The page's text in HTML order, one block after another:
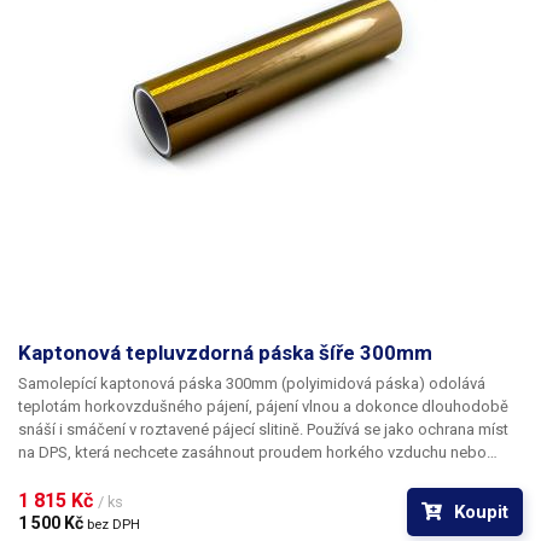
potřeb. Po odlepení nezanechává na povrchu žádné zbytky lepidla. V
případě potřeby lze objednat pásku ve vlastním rozměru - pro více
informací kontaktujte naše obchodní oddělení. Odolnost vůči vysokým
teplotám: 250°C minimálně 20 minut, 350°C minimálně 2 minuty.
Délka: 33 m
Kaptonová tepluvzdorná páska šíře 300mm
Samolepící kaptonová páska 300mm (polyimidová páska) odolává
teplotám horkovzdušného pájení, pájení vlnou a dokonce dlouhodobě
snáší i smáčení v roztavené pájecí slitině. Používá se jako ochrana míst
na DPS, která nechcete zasáhnout proudem horkého vzduchu nebo
například pájecí vlna. Vymezíte si tak prostor pro bezpečné pájení a
omezíte možnost poškození zvláště plastových součástí např. horkým
1 815 Kč / ks
1 500 Kč bez DPH
Koupit